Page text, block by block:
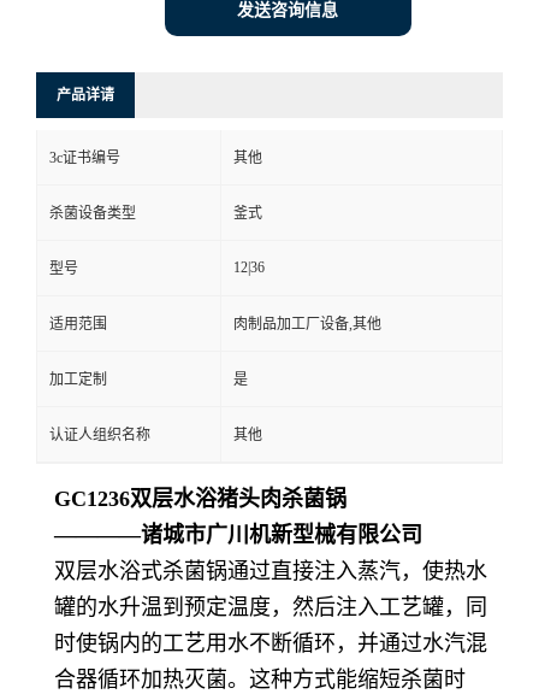
发送咨询信息
产品详请
3c证书编号 其他
杀菌设备类型 釜式
型号 12|36
适用范围 肉制品加工厂设备,其他
加工定制 是
认证人组织名称 其他
GC1236双层水浴猪头肉杀菌锅
————诸城市广川机新型械有限公司
双层水浴式杀菌锅通过直接注入蒸汽，使热水
罐的水升温到预定温度，然后注入工艺罐，同
时使锅内的工艺用水不断循环，并通过水汽混
合器循环加热灭菌。这种方式能缩短杀菌时